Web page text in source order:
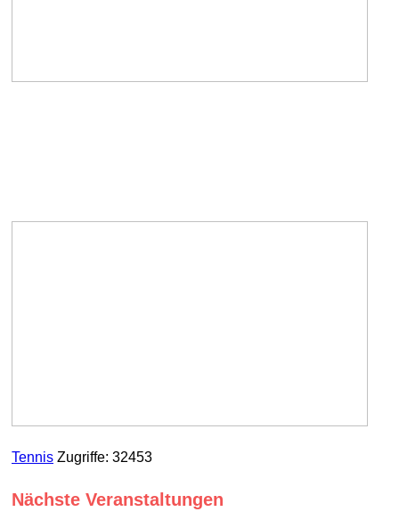
Tennis Zugriffe: 32453
Nächste Veranstaltungen